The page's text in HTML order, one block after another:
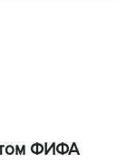
ФИФА